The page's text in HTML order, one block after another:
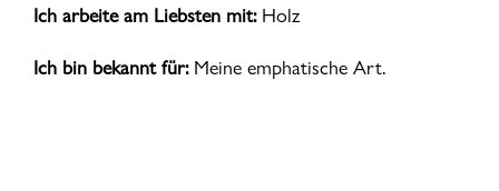
Ich arbeite am Liebsten mit:Holz
Ich bin bekannt für:Meine emphatische Art.